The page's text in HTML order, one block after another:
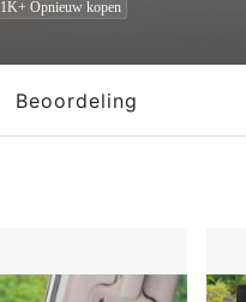
1K+ Opnieuw kopen
Beoordeling